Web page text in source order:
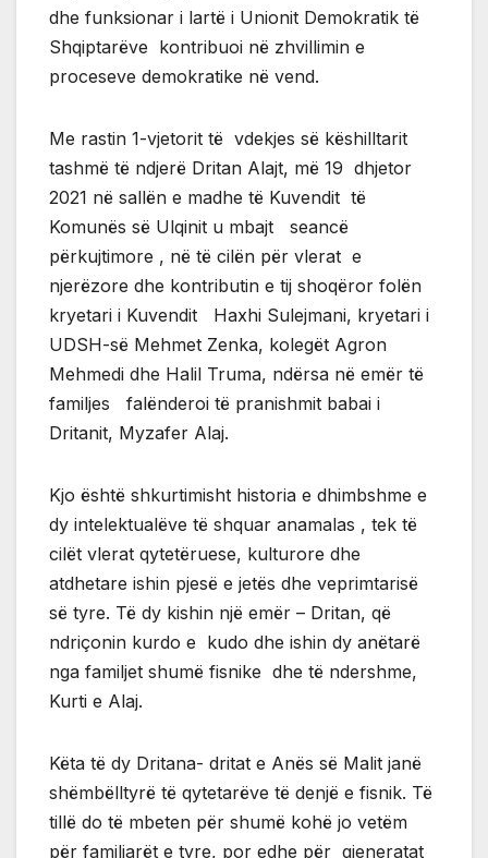
dhe funksionar i lartë i Unionit Demokratik të
Shqiptarëve kontribuoi në zhvillimin e
proceseve demokratike në vend.
Me rastin 1-vjetorit të vdekjes së këshilltarit
tashmë të ndjerë Dritan Alajt, më 19 dhjetor
2021 në sallën e madhe të Kuvendit të
Komunës së Ulqinit u mbajt seancë
përkujtimore , në të cilën për vlerat e
njerëzore dhe kontributin e tij shoqëror folën
kryetari i Kuvendit Haxhi Sulejmani, kryetari i
UDSH-së Mehmet Zenka, kolegët Agron
Mehmedi dhe Halil Truma, ndërsa në emër të
familjes falënderoi të pranishmit babai i
Dritanit, Myzafer Alaj.
Kjo është shkurtimisht historia e dhimbshme e
dy intelektualëve të shquar anamalas , tek të
cilët vlerat qytetëruese, kulturore dhe
atdhetare ishin pjesë e jetës dhe veprimtarisë
së tyre. Të dy kishin një emër – Dritan, që
ndriçonin kurdo e kudo dhe ishin dy anëtarë
nga familjet shumë fisnike dhe të ndershme,
Kurti e Alaj.
Këta të dy Dritana- dritat e Anës së Malit janë
shëmbëlltyrë të qytetarëve të denjë e fisnik. Të
tillë do të mbeten për shumë kohë jo vetëm
për familjarët e tyre, por edhe për gjeneratat